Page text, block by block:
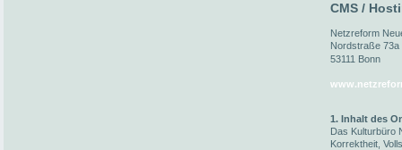
CMS /
Netzreform
Nordstraße 73a
53111 Bonn
1. Inhalt des
Das Kulturbüro
Korrektheit,